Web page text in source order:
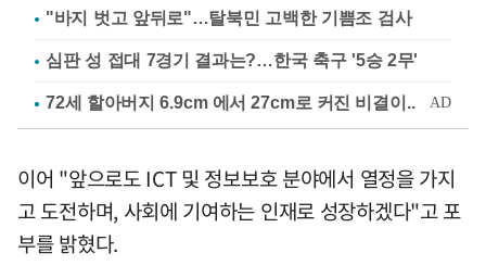
"바지 벗고 앞뒤로"…탈북민 고백한 기쁨조 검사
심판 성 접대 7경기 결과는?…한국 축구 '5승 2무'
이어 "앞으로도 ICT 및 정보보호 분야에서 열정을 가지
고 도전하며, 사회에 기여하는 인재로 성장하겠다"고 포
부를 밝혔다.